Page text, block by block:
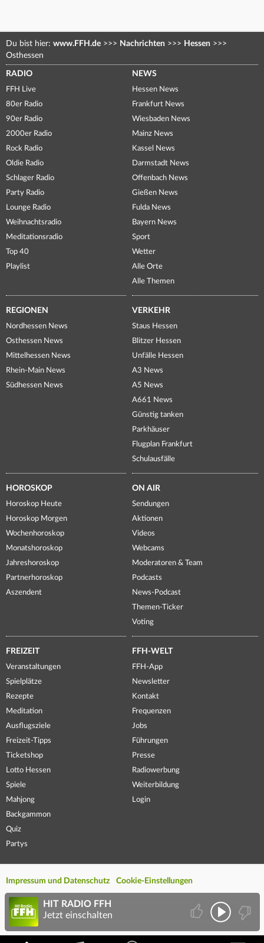
Du bist hier: www.FFH.de >>> Nachrichten >>> Hessen >>>
Osthessen
RADIO
FFH Live
80er Radio
90er Radio
2000er Radio
Rock Radio
Oldie Radio
Schlager Radio
Party Radio
Lounge Radio
Weihnachtsradio
Meditationsradio
Top 40
Playlist
NEWS
Hessen News
Frankfurt News
Wiesbaden News
Mainz News
Kassel News
Darmstadt News
Offenbach News
Gießen News
Fulda News
Bayern News
Sport
Wetter
Alle Orte
Alle Themen
REGIONEN
Nordhessen News
Osthessen News
Mittelhessen News
Rhein-Main News
Südhessen News
VERKEHR
Staus Hessen
Blitzer Hessen
Unfälle Hessen
A3 News
A5 News
A661 News
Günstig tanken
Parkhäuser
Flugplan Frankfurt
Schulausfälle
HOROSKOP
Horoskop Heute
Horoskop Morgen
Wochenhoroskop
Monatshoroskop
Jahreshoroskop
Partnerhoroskop
Aszendent
ON AIR
Sendungen
Aktionen
Videos
Webcams
Moderatoren & Team
Podcasts
News-Podcast
Themen-Ticker
Voting
FREIZEIT
Veranstaltungen
Spielplätze
Rezepte
Meditation
Ausflugsziele
Freizeit-Tipps
Ticketshop
Lotto Hessen
Spiele
Mahjong
Backgammon
Quiz
Partys
FFH-WELT
FFH-App
Newsletter
Kontakt
Frequenzen
Jobs
Führungen
Presse
Radiowerbung
Weiterbildung
Login
Impressum und Datenschutz Cookie-Einstellungen
HIT RADIO FFH
Jetzt einschalten